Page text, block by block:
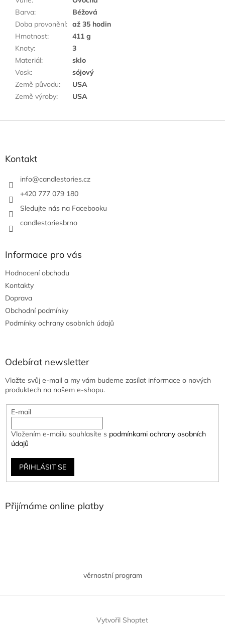
Barva:
Béžová
Doba provonění: až 35 hodin
Hmotnost:
411 g
Knoty:
3
Materiál:
sklo
Vosk:
sójový
Země původu:
USA
Země výroby: USA
Kontakt
info@candlestories.cz
+420 777 079 180
Sledujte nás na Facebooku
candlestoriesbrno
Informace pro vás
Hodnocení obchodu
Kontakty
Doprava
Obchodní podmínky
Podmínky ochrany osobních údajů
Odebírat newsletter
Vložte svůj e-mail a my vám budeme zasílat informace o nových
produktech na našem e-shopu.
E-mail
Vložením e-mailu souhlasíte s podmínkami ochrany osobních
údajů
PŘIHLÁSIT SE
Přijímáme online platby
věrnostní program
Vytvořil Shoptet